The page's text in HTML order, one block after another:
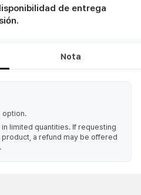
de entrega
Nota
option.
limited quantities. If requesting
a refund may be offered